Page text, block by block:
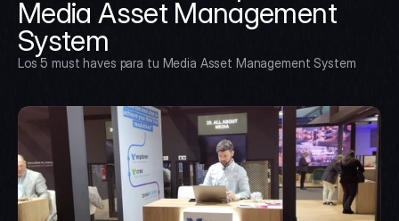
Media Asset Management
System
Los 5 must haves para tu Media Asset Management System